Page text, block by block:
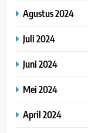
Agustus 2024
Juli 2024
Juni 2024
Mei 2024
April 2024